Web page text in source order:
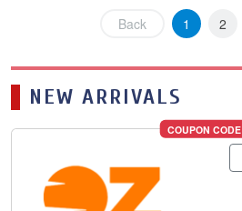
Back 1 2
NEW ARRIVALS
COUPON CODE